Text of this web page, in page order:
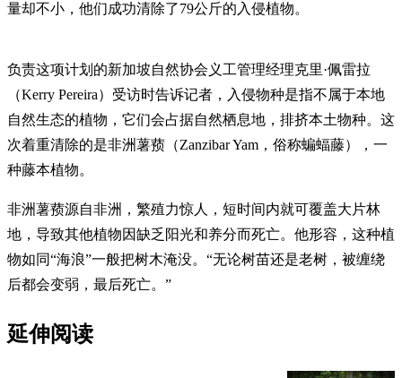
量却不小，他们成功清除了79公斤的入侵植物。
负责这项计划的新加坡自然协会义工管理经理克里·佩雷拉
（Kerry Pereira）受访时告诉记者，入侵物种是指不属于本地
自然生态的植物，它们会占据自然栖息地，排挤本土物种。这
次着重清除的是非洲薯蓣（Zanzibar Yam，俗称蝙蝠藤），一
种藤本植物。
非洲薯蓣源自非洲，繁殖力惊人，短时间内就可覆盖大片林
地，导致其他植物因缺乏阳光和养分而死亡。他形容，这种植
物如同“海浪”一般把树木淹没。“无论树苗还是老树，被缠绕
后都会变弱，最后死亡。”
延伸阅读